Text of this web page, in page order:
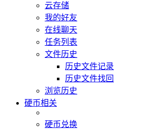
云存储
我的好友
在线聊天
任务列表
文件历史
历史文件记录
历史文件找回
浏览历史
硬币相关
硬币兑换